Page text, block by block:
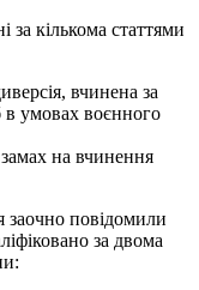
за кількома статтями
вчинена за
умовах воєнного
на вчинення
заочно повідомили
за двома